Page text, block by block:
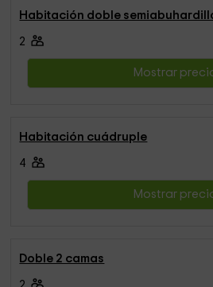
Habitación doble
2
Mostrar
Habitación cuádruple
4
Mostrar
Doble 2 camas